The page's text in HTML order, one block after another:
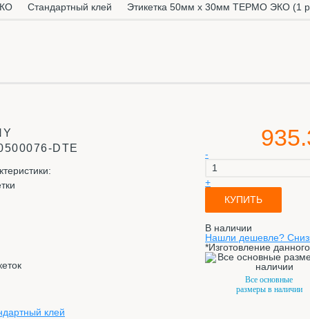
Стандартный клей Этикетка 50мм х 30мм ТЕРМО ЭКО (1
DTE
клей
-
+
КУПИТЬ
В наличии
Нашли дешевле?
*Изготовление
Все основные
размеры в наличии